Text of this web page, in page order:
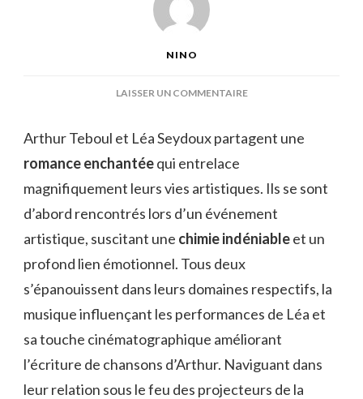
NINO
LAISSER UN COMMENTAIRESUR
COUPLE
Arthur Teboul et Léa Seydoux partagent une
romance enchantéequi entrelace
magnifiquement leurs vies artistiques. Ils se sont
d’abord rencontrés lors d’un événement
artistique, suscitant une chimie indéniableet un
profond lien émotionnel. Tous deux
s’épanouissent dans leurs domaines respectifs, la
musique influençant les performances de Léa et
sa touche cinématographique améliorant
l’écriture de chansons d’Arthur. Naviguant dans
leur relation sous le feu des projecteurs de la